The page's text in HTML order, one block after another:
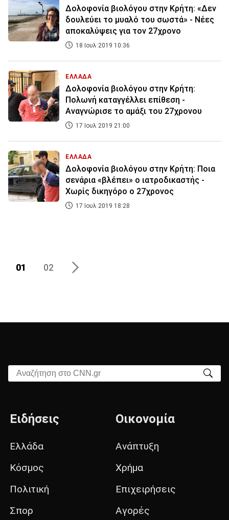
Δολοφονία βιολόγου στην Κρήτη: «Δεν
δουλεύει το μυαλό του σωστά» - Νέες
αποκαλύψεις για τον 27χρονο
18 Ιουλ 2019 10:36
ΕΛΛΑΔΑ
Δολοφονία βιολόγου στην Κρήτη:
Πολωνή καταγγέλλει επίθεση -
Αναγνώρισε το αμάξι του 27χρονου
17 Ιουλ 2019 21:00
ΕΛΛΑΔΑ
Δολοφονία βιολόγου στην Κρήτη: Ποια
σενάρια «βλέπει» ο ιατροδικαστής -
Χωρίς δικηγόρο ο 27χρονος
17 Ιουλ 2019 18:28
01 02
Αναζήτηση στο CNN.gr
Ειδήσεις
Ελλάδα
Κόσμος
Πολιτική
Σπορ
Οικονομία
Ανάπτυξη
Χρήμα
Επιχειρήσεις
Αγορές